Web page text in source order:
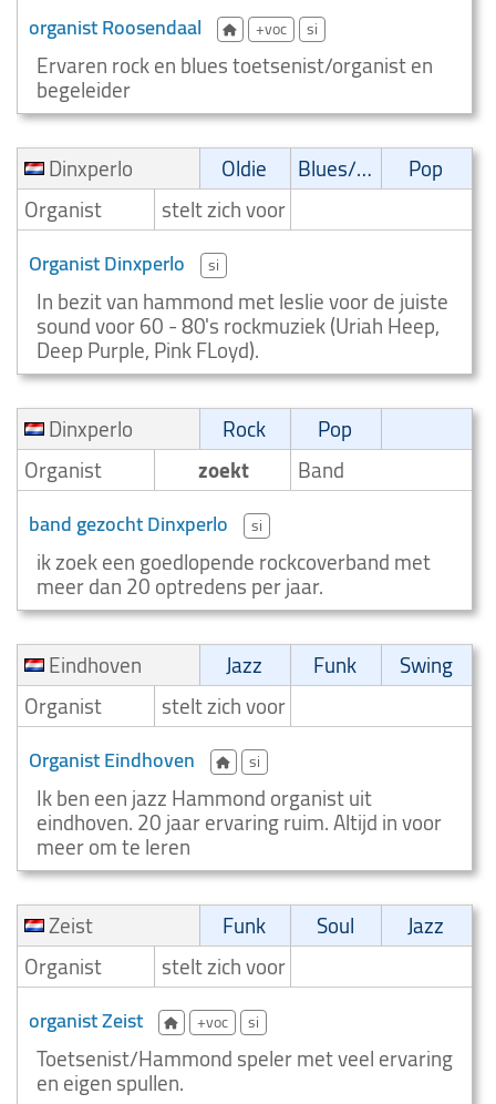
organist Roosendaal +voc si
Ervaren rock en blues toetsenist/organist en
begeleider
Dinxperlo
Oldie Blues/Swing
Pop
Organist
stelt zich voor
Organist Dinxperlo si
In bezit van hammond met leslie voor de juiste
sound voor 60 - 80's rockmuziek (Uriah Heep,
Deep Purple, Pink FLoyd).
Dinxperlo
Rock
Pop
Organist
zoekt Band
band gezocht Dinxperlo si
ik zoek een goedlopende rockcoverband met
meer dan 20 optredens per jaar.
Eindhoven
Jazz Funk
Swing
Organist
stelt zich voor
Organist Eindhoven si
Ik ben een jazz Hammond organist uit
eindhoven. 20 jaar ervaring ruim. Altijd in voor
meer om te leren
Zeist
Funk Soul
Jazz
Organist
stelt zich voor
organist Zeist +voc si
Toetsenist/Hammond speler met veel ervaring
en eigen spullen.